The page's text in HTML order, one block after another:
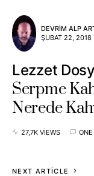
DEVRIM ALP
ŞUBAT 22, 2018
Lezzet
Serpme
Nerede
27,7K VIEWS
NEXT ARTICLE